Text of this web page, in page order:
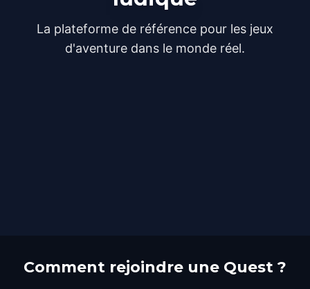
La plateforme de référence pour les jeux
d'aventure dans le monde réel.
Comment rejoindre une Quest ?